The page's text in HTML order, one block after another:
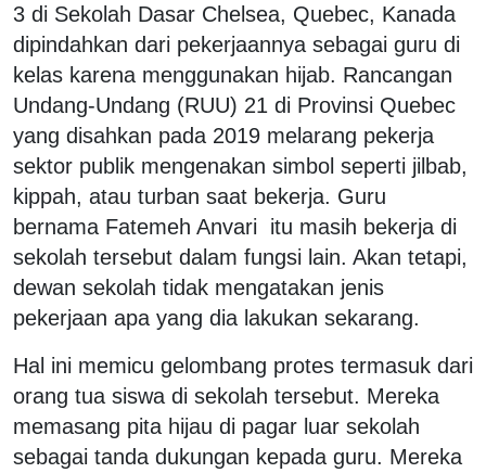
3 di Sekolah Dasar Chelsea, Quebec, Kanada
dipindahkan dari pekerjaannya sebagai guru di
kelas karena menggunakan hijab. Rancangan
Undang-Undang (RUU) 21 di Provinsi Quebec
yang disahkan pada 2019 melarang pekerja
sektor publik mengenakan simbol seperti jilbab,
kippah, atau turban saat bekerja. Guru
bernama Fatemeh Anvari itu masih bekerja di
sekolah tersebut dalam fungsi lain. Akan tetapi,
dewan sekolah tidak mengatakan jenis
pekerjaan apa yang dia lakukan sekarang.
Hal ini memicu gelombang protes termasuk dari
orang tua siswa di sekolah tersebut. Mereka
memasang pita hijau di pagar luar sekolah
sebagai tanda dukungan kepada guru. Mereka